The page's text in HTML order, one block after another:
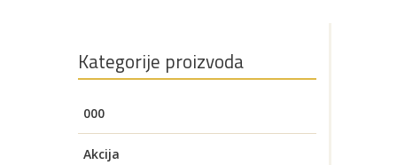
Bijela Metalna Elektromaterijal
Vijčana Okovi
Kategorije proizvoda
000
Akcija